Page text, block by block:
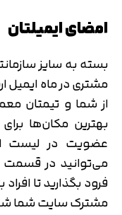
امضای ایمیلتان
بسته به سایز
مشتری در ماه
از شما و تیمتان
بهترین مکان‌ها
عضویت در لیست
می‌توانید در
فرود بگذارید تا
مشترک سایت شما